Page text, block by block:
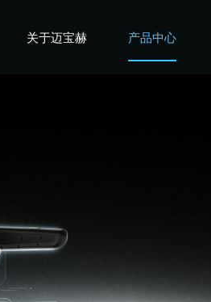
关于迈宝赫
盛誉迈宝赫
产品中心